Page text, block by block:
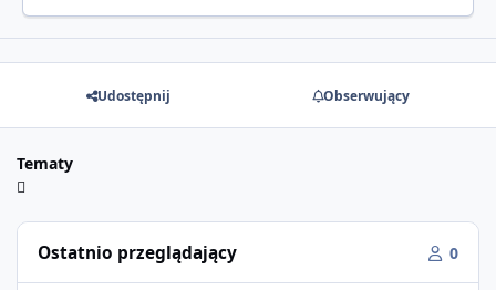
Udostępnij Obserwujący
Tematy
Ostatnio przeglądający 0